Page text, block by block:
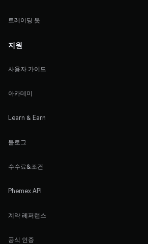
트레이딩 봇
지원
사용자 가이드
아카데미
Learn & Earn
블로그
수수료&조건
Phemex API
계약 레퍼런스
공식 인증